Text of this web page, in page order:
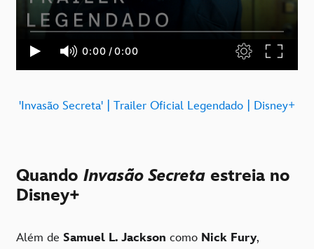
'Invasão Secreta' | Trailer Oficial Legendado | Disney+
Quando Invasão Secreta estreia no
Disney+
Além de Samuel L. Jackson como Nick Fury,